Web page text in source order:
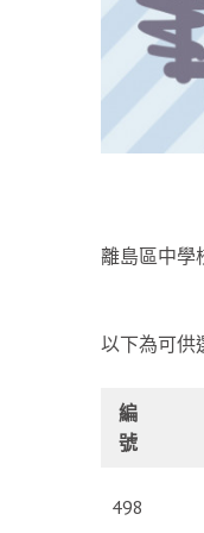
離島區中學
以下為可供
編
號
498